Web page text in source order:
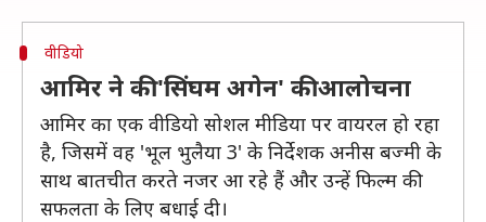
वीडियो
आमिर ने की 'सिंघम अगेन' की आलोचना
आमिर का एक वीडियो सोशल मीडिया पर वायरल हो रहा
है, जिसमें वह 'भूल भुलैया 3' के निर्देशक अनीस बज्मी के
साथ बातचीत करते नजर आ रहे हैं और उन्हें फिल्म की
सफलता के लिए बधाई दी।